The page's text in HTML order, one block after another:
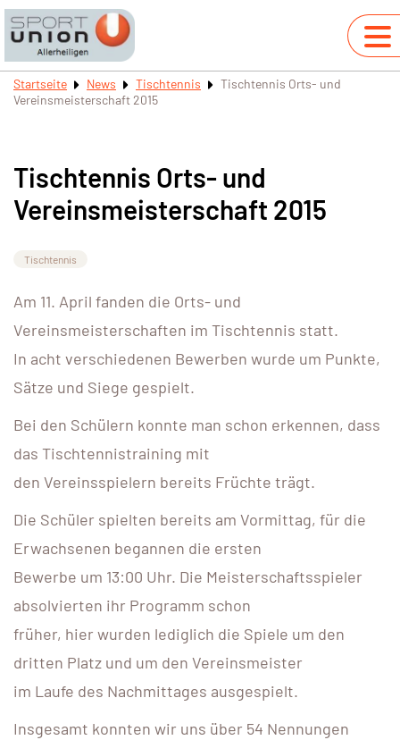
Startseite News Tischtennis
Tischtennis Orts- und
Vereinsmeisterschaft 2015
Tischtennis Orts- und
Vereinsmeisterschaft 2015
Tischtennis
Am 11. April fanden die Orts- und
Vereinsmeisterschaften im Tischtennis statt.
In acht verschiedenen Bewerben wurde um Punkte,
Sätze und Siege gespielt.
Bei den Schülern konnte man schon erkennen, dass
das Tischtennistraining mit
den Vereinsspielern bereits Früchte trägt.
Die Schüler spielten bereits am Vormittag, für die
Erwachsenen begannen die ersten
Bewerbe um 13:00 Uhr. Die Meisterschaftsspieler
absolvierten ihr Programm schon
früher, hier wurden lediglich die Spiele um den
dritten Platz und um den Vereinsmeister
im Laufe des Nachmittages ausgespielt.
Insgesamt konnten wir uns über 54 Nennungen